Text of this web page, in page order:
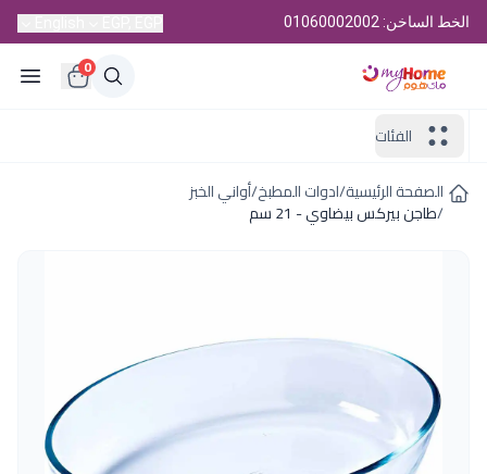
الخط الساخن: 01060002002
0
الفئات
الصفحة الرئيسية/ادوات المطبخ/أواني الخبز
/طاجن بيركس بيضاوي - 21 سم